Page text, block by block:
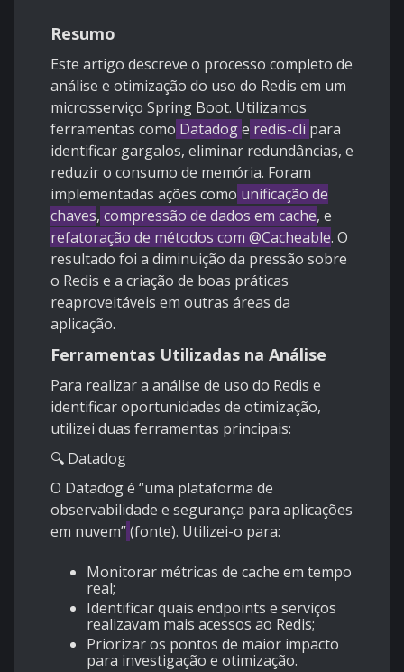
Resumo
Este artigo descreve o processo completo de
análise e otimização do uso do Redis em um
microsserviço Spring Boot. Utilizamos
ferramentas como Datadoge redis-cli para
identificar gargalos, eliminar redundâncias, e
reduzir o consumo de memória. Foram
implementadas ações como unificação de
chaves, compressão de dados em cache, e
refatoração de métodos com @Cacheable. O
resultado foi a diminuição da pressão sobre
o Redis e a criação de boas práticas
reaproveitáveis em outras áreas da
aplicação.
Ferramentas Utilizadas na Análise
Para realizar a análise de uso do Redis e
identificar oportunidades de otimização,
utilizei duas ferramentas principais:
🔍 Datadog
O Datadog é “uma plataforma de
observabilidade e segurança para aplicações
em nuvem”(fonte). Utilizei-o para:
Monitorar métricas de cache em tempo
real;
Identificar quais endpoints e serviços
realizavam mais acessos ao Redis;
Priorizar os pontos de maior impacto
para investigação e otimização.